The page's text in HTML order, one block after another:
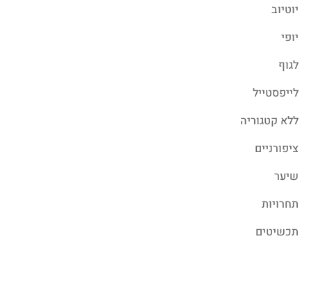
יוטיוב
יופי
לגוף
לייפסטייל
ללא קטגוריה
ציפורניים
שיער
תחרויות
תכשיטים